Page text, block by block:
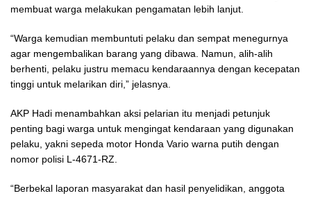
membuat warga melakukan pengamatan lebih lanjut.
“Warga kemudian membuntuti pelaku dan sempat menegurnya
agar mengembalikan barang yang dibawa. Namun, alih-alih
berhenti, pelaku justru memacu kendaraannya dengan kecepatan
tinggi untuk melarikan diri,” jelasnya.
AKP Hadi menambahkan aksi pelarian itu menjadi petunjuk
penting bagi warga untuk mengingat kendaraan yang digunakan
pelaku, yakni sepeda motor Honda Vario warna putih dengan
nomor polisi L-4671-RZ.
“Berbekal laporan masyarakat dan hasil penyelidikan, anggota